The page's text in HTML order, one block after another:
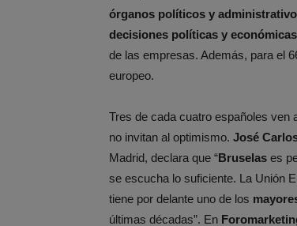
órganos políticos y
decisiones políticas y económicas
de las empresas. Además, para el
europeo.
Tres de cada cuatro españoles ven
no invitan al optimismo. José
Madrid, declara que “Bruselas es
se escucha lo suficiente. La Unión
tiene por delante uno de los
últimas décadas”. En